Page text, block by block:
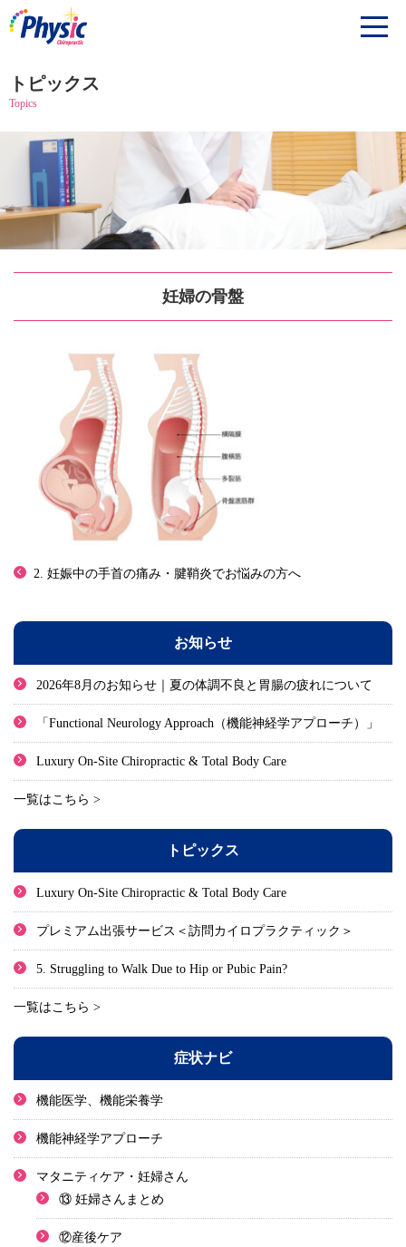
トピックス
Topics
妊婦の骨盤
2. 妊娠中の手首の痛み・腱鞘炎でお悩みの方へ
お知らせ
2026年8月のお知らせ｜夏の体調不良と胃腸の疲れについて
「Functional Neurology Approach（機能神経学アプローチ）」
Luxury On-Site Chiropractic & Total Body Care
一覧はこちら >
トピックス
Luxury On-Site Chiropractic & Total Body Care
プレミアム出張サービス＜訪問カイロプラクティック＞
5. Struggling to Walk Due to Hip or Pubic Pain?
一覧はこちら >
症状ナビ
機能医学、機能栄養学
機能神経学アプローチ
マタニティケア・妊婦さん
⑬ 妊婦さんまとめ
⑫産後ケア